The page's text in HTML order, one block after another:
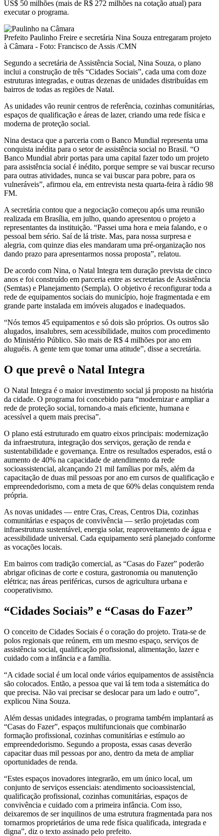
US$ 50 milhões (mais de R$ 272 milhões na cotação atual) para
executar o programa.
Prefeito Paulinho Freire e secretária Nina Souza entregaram projeto
à Câmara - Foto: Francisco de Assis /CMN
Segundo a secretária de Assistência Social, Nina Souza, o plano
inclui a construção de três “Cidades Sociais”, cada uma com doze
estruturas integradas, e outras dezenas de unidades distribuídas em
bairros de todas as regiões de Natal.
As unidades vão reunir centros de referência, cozinhas comunitárias,
espaços de qualificação e áreas de lazer, criando uma rede física e
moderna de proteção social.
Nina destaca que a parceria com o Banco Mundial representa uma
conquista inédita para o setor de assistência social no Brasil. “O
Banco Mundial abrir portas para uma capital fazer todo um projeto
para assistência social é inédito, porque sempre se vai buscar recurso
para outras atividades, nunca se vai buscar para pobre, para os
vulneráveis”, afirmou ela, em entrevista nesta quarta-feira à rádio 98
FM.
A secretária contou que a negociação começou após uma reunião
realizada em Brasília, em julho, quando apresentou o projeto a
representantes da instituição. “Passei uma hora e meia falando, e o
pessoal bem sério. Saí de lá triste. Mas, para nossa surpresa e
alegria, com quinze dias eles mandaram uma pré-organização nos
dando prazo para apresentarmos nossa proposta”, relatou.
De acordo com Nina, o Natal Integra tem duração prevista de cinco
anos e foi construído em parceria entre as secretarias de Assistência
(Semtas) e Planejamento (Sempla). O objetivo é reconfigurar toda a
rede de equipamentos sociais do município, hoje fragmentada e em
grande parte instalada em imóveis alugados e inadequados.
“Nós temos 45 equipamentos e só dois são próprios. Os outros são
alugados, insalubres, sem acessibilidade, muitos com procedimento
do Ministério Público. São mais de R$ 4 milhões por ano em
aluguéis. A gente tem que tomar uma atitude”, disse a secretária.
O que prevê o Natal Integra
O Natal Integra é o maior investimento social já proposto na história
da cidade. O programa foi concebido para “modernizar e ampliar a
rede de proteção social, tornando-a mais eficiente, humana e
acessível a quem mais precisa”.
O plano está estruturado em quatro eixos principais: modernização
da infraestrutura, integração dos serviços, geração de renda e
sustentabilidade e governança. Entre os resultados esperados, está o
aumento de 40% na capacidade de atendimento da rede
socioassistencial, alcançando 21 mil famílias por mês, além da
capacitação de duas mil pessoas por ano em cursos de qualificação e
empreendedorismo, com a meta de que 60% delas conquistem renda
própria.
As novas unidades — entre Cras, Creas, Centros Dia, cozinhas
comunitárias e espaços de convivência — serão projetadas com
infraestrutura sustentável, energia solar, reaproveitamento de água e
acessibilidade universal. Cada equipamento será planejado conforme
as vocações locais.
Em bairros com tradição comercial, as “Casas do Fazer” poderão
abrigar oficinas de corte e costura, gastronomia ou manutenção
elétrica; nas áreas periféricas, cursos de agricultura urbana e
cooperativismo.
“Cidades Sociais” e “Casas do Fazer”
O conceito de Cidades Sociais é o coração do projeto. Trata-se de
polos regionais que reúnem, em um mesmo espaço, serviços de
assistência social, qualificação profissional, alimentação, lazer e
cuidado com a infância e a família.
“A cidade social é um local onde vários equipamentos de assistência
são colocados. Então, a pessoa que vai lá tem toda a sistemática do
que precisa. Não vai precisar se deslocar para um lado e outro”,
explicou Nina Souza.
Além dessas unidades integradas, o programa também implantará as
“Casas do Fazer”, espaços multifuncionais que combinarão
formação profissional, cozinhas comunitárias e estímulo ao
empreendedorismo. Segundo a proposta, essas casas deverão
capacitar duas mil pessoas por ano, dentro da meta de ampliar
oportunidades de renda.
“Estes espaços inovadores integrarão, em um único local, um
conjunto de serviços essenciais: atendimento socioassistencial,
qualificação profissional, cozinhas comunitárias, espaços de
convivência e cuidado com a primeira infância. Com isso,
deixaremos de ser inquilinos de uma estrutura fragmentada para nos
tornarmos proprietários de uma rede física qualificada, integrada e
digna”, diz o texto assinado pelo prefeito.